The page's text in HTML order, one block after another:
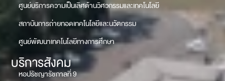
ศูนย์บริการความเป็นเลิศด้านวิศวกรรมและเทคโนโลยี
สถาบันการถ่ายทอดเทคโนโลยีและนวัตกรรม
ศูนย์พัฒนาเทคโนโลยีทางการศึกษา
บริการสังคม
หอปรัชญารัชกาลที่ 9